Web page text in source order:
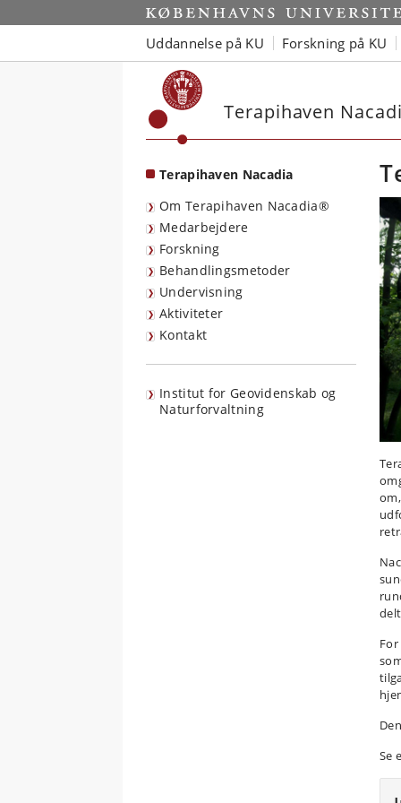
Start
Uddannelse på KU Forskning på KU
Terapihaven
Terapihaven Nacadia
Om Terapihaven Nacadia®
Medarbejdere
Forskning
Behandlingsmetoder
Undervisning
Aktiviteter
Kontakt
Institut for Geovidenskab og
Naturforvaltning
Se